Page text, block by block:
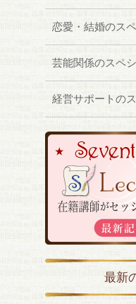
恋愛・結婚のス
芸能関係のスペ
経営サポートの
最新